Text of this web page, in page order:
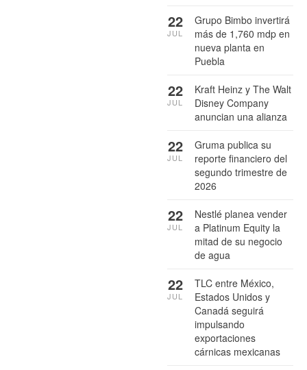
Grupo Bimbo invertirá
más de 1,760 mdp en
nueva planta en
Puebla
22
JUL
Kraft Heinz y The Walt
Disney Company
anuncian una alianza
22
JUL
Gruma publica su
reporte financiero del
segundo trimestre de
2026
22
JUL
Nestlé planea vender
a Platinum Equity la
mitad de su negocio
de agua
22
JUL
TLC entre México,
Estados Unidos y
Canadá seguirá
impulsando
exportaciones
cárnicas mexicanas
22
JUL